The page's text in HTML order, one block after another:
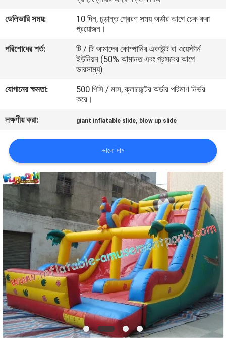
COMPANY
NEWS
সাইট
PRIVACY
POLICY
ডেলিভারি সময়:
10 দিন, চূড়ান্ত প্রেরণ সময় অর্ডার আগে চেক করা
প্রয়োজন।
পরিশোধের শর্ত:
টি / টি আমাদের কোম্পানির একাউন্ট বা ওয়েস্টার্ন
ইউনিয়ন (50% আমানত এবং প্রসবের আগে
ভারসাম্য)
যোগানের ক্ষমতা:
500 পিসি / মাস, ক্লায়েন্টের অর্ডার পরিমাণ নির্ভর
করে।
লক্ষণীয় করা:
giant inflatable slide, blow up slide
ভালো দাম